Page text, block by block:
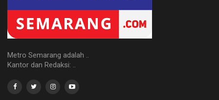
Metro Semarang adalah ..
Kantor dan Redaksi: ..